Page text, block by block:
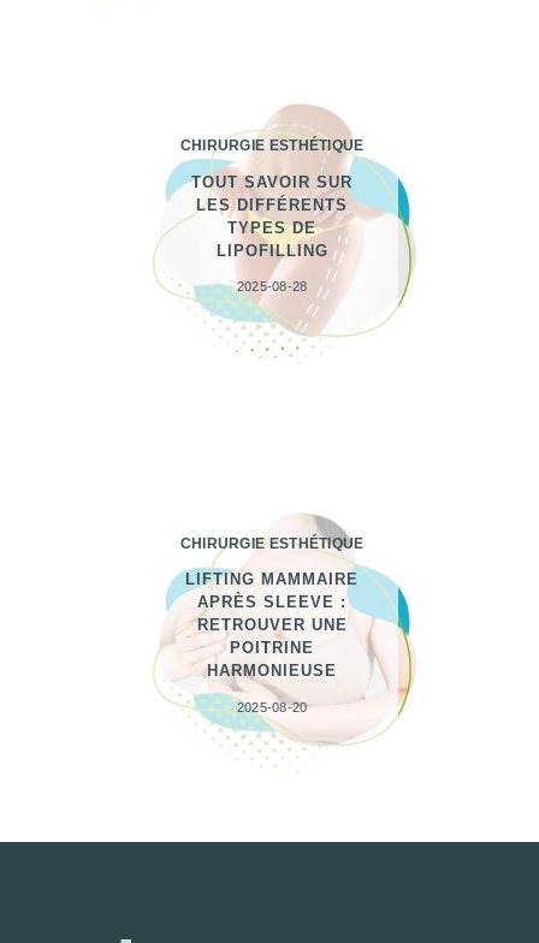
CHIRURGIE ESTHÉTIQUE
TOUT SAVOIR SUR
LES DIFFÉRENTS
TYPES DE
LIPOFILLING
2025-08-28
CHIRURGIE ESTHÉTIQUE
LIFTING MAMMAIRE
APRÈS SLEEVE :
RETROUVER UNE
POITRINE
HARMONIEUSE
2025-08-20